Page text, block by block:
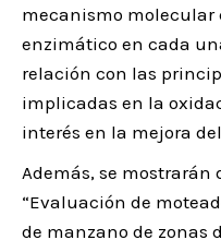
mecanismo molecular
enzimático en cada
relación con las
implicadas en la
interés en la mejora
Además, se mostrarán
“Evaluación de
de manzano de zonas